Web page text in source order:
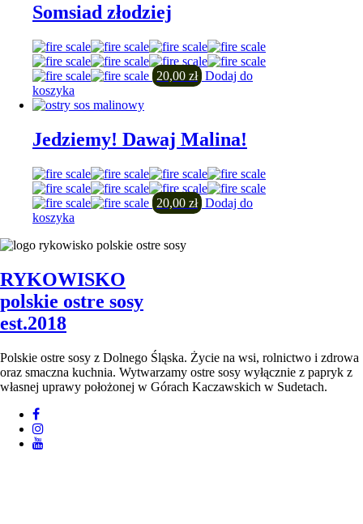
Somsiad złodziej
20,00 zł Dodaj do
koszyka
Jedziemy! Dawaj Malina!
20,00 zł Dodaj do
koszyka
RYKOWISKO
polskie ostre sosy
est.2018
Polskie ostre sosy z Dolnego Śląska. Życie na wsi, rolnictwo i zdrowa
oraz smaczna kuchnia. Wytwarzamy ostre sosy wyłącznie z papryk z
własnej uprawy położonej w Górach Kaczawskich w Sudetach.